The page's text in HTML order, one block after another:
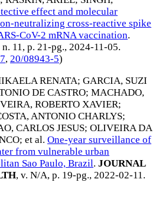
effect and molecular
neutralizing cross-reactive spike
CoV-2 mRNA vaccination.
n. 11, p. 21-pg., 2024-11-05.
, 20/08943-5)
RENATA; GARCIA, SUZI
DE CASTRO; MACHADO,
ROBERTO XAVIER;
ANTONIO CHARLYS;
CARLOS JESUS; OLIVEIRA DA
; et al. One-year surveillance of
from vulnerable urban
Sao Paulo, Brazil. JOURNAL
, v. N/A, p. 19-pg., 2022-02-11.